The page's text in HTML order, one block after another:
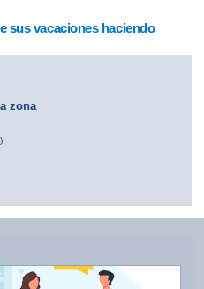
sus vacaciones haciendo
zona